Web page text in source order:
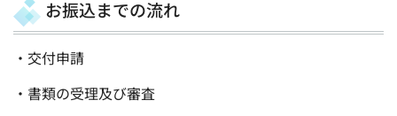
お振込までの流れ
・交付申請
・書類の受理及び審査